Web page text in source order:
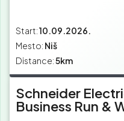
Start:10.09.2026.
Mesto: Niš
Distance:5km
Schneider
Business Run &